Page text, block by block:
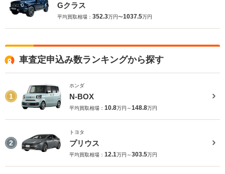
Gクラス
平均買取相場： 352.3万円〜1037.5万円
車査定申込み数ランキングから探す
1
ホンダ
N-BOX
平均買取相場： 10.8万円～148.8万円
2
トヨタ
プリウス
平均買取相場： 12.1万円～303.5万円